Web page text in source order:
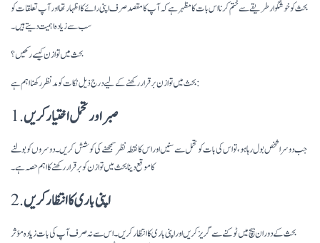
بحث کو خوشگوار طریقے سے ختم کرنا اس بات کا مظہر ہے کہ آپ کا مقصد صرف اپنی رائے کا اظہار تھا اور آپ تعلقات کو
سب سے زیادہ اہمیت دیتے ہیں۔
بحث میں توازن کیسے رکھیں؟
بحث میں توازن برقرار رکھنے کے لیے درج ذیل نکات کو مدنظر رکھنا اہم ہے:
1.صبر اور تحمل اختیار کریں
جب دوسرا شخص بول رہا ہو، تو اس کی بات کو تحمل سے سنیں اور اس کا نقطہ نظر سمجھنے کی کوشش کریں۔ دوسروں کو بولنے
کا موقع دینا بحث میں توازن کو برقرار رکھنے کا اہم حصہ ہے۔
2.اپنی باری کا انتظار کریں
بحث کے دوران بیچ میں ٹوکنے سے گریز کریں اور اپنی باری کا انتظار کریں۔ اس سے نہ صرف آپ کی بات زیادہ مؤثر